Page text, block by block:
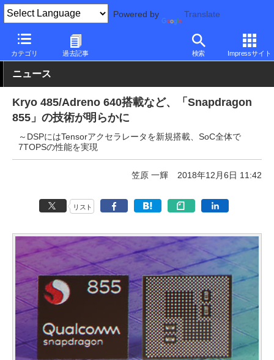
Powered by Translate
カテゴリ 過去記事 検索 Impressサイト
PC Watch 半導体/周辺機器 Qualcomm
ニュース
Kryo 485/Adreno 640搭載など、「Snapdragon
855」の技術が明らかに
～DSPにはTensorアクセラレータを新規搭載、SoC全体で
7TOPSの性能を実現
笠原 一輝 2018年12月6日 11:42
リスト